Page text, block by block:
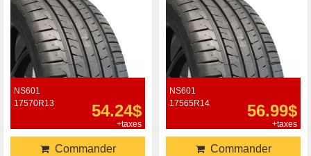
NS601
17570R13
54.24$
+taxes
Commander
NS601
17565R14
56.99$
+taxes
Commander